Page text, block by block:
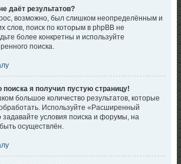
даёт результатов?
возможно, был слишком неопределённым и
слов, поиск по которым в phpBB не
более конкретны и используйте
поиска.
поиска я получил пустую страницу!
большое количество результатов, которые
Используйте «Расширенный
задавайте условия поиска и форумы, на
осуществлён.